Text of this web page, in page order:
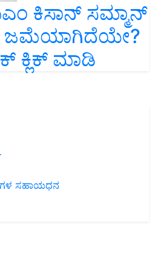
ಕಿಸಾನ್ ಸಮ್ಮಾನ್
ಕ್ಲಿಕ್ ಮಾಡಿ
ಸಹಾಯಧನ